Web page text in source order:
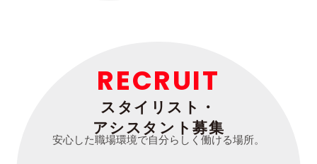
RECRUIT
スタイリスト・
アシスタント募集
安心した職場環境で自分らしく働ける場所。